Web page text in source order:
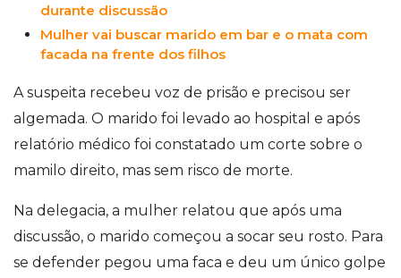
durante discussão
Mulher vai buscar marido em bar e o mata com
facada na frente dos filhos
A suspeita recebeu voz de prisão e precisou ser
algemada. O marido foi levado ao hospital e após
relatório médico foi constatado um corte sobre o
mamilo direito, mas sem risco de morte.
Na delegacia, a mulher relatou que após uma
discussão, o marido começou a socar seu rosto. Para
se defender pegou uma faca e deu um único golpe